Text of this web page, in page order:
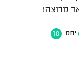
מרוצה!
יחס 10